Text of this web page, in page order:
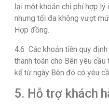
lại một khoản chi phí hợp
nhưng tối đa không vượt
Hợp đồng.
4.6 Các khoản tiền quy
thanh toán cho Bên yêu
kể từ ngày Bên đó có yêu
5. Hỗ trợ khách